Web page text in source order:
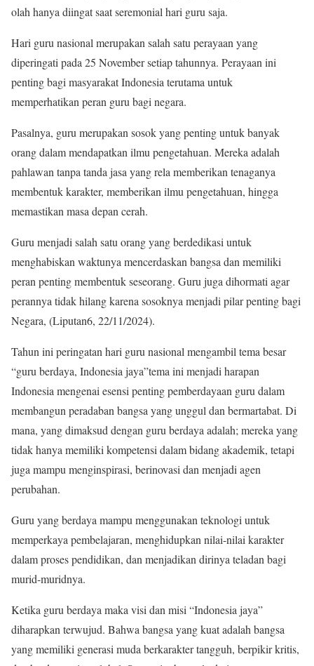
olah hanya diingat saat seremonial hari guru saja.
Hari guru nasional merupakan salah satu perayaan yang
diperingati pada 25 November setiap tahunnya. Perayaan ini
penting bagi masyarakat Indonesia terutama untuk
memperhatikan peran guru bagi negara.
Pasalnya, guru merupakan sosok yang penting untuk banyak
orang dalam mendapatkan ilmu pengetahuan. Mereka adalah
pahlawan tanpa tanda jasa yang rela memberikan tenaganya
membentuk karakter, memberikan ilmu pengetahuan, hingga
memastikan masa depan cerah.
Guru menjadi salah satu orang yang berdedikasi untuk
menghabiskan waktunya mencerdaskan bangsa dan memiliki
peran penting membentuk seseorang. Guru juga dihormati agar
perannya tidak hilang karena sosoknya menjadi pilar penting bagi
Negara, (Liputan6, 22/11/2024).
Tahun ini peringatan hari guru nasional mengambil tema besar
“guru berdaya, Indonesia jaya”tema ini menjadi harapan
Indonesia mengenai esensi penting pemberdayaan guru dalam
membangun peradaban bangsa yang unggul dan bermartabat. Di
mana, yang dimaksud dengan guru berdaya adalah; mereka yang
tidak hanya memiliki kompetensi dalam bidang akademik, tetapi
juga mampu menginspirasi, berinovasi dan menjadi agen
perubahan.
Guru yang berdaya mampu menggunakan teknologi untuk
memperkaya pembelajaran, menghidupkan nilai-nilai karakter
dalam proses pendidikan, dan menjadikan dirinya teladan bagi
murid-muridnya.
Ketika guru berdaya maka visi dan misi “Indonesia jaya”
diharapkan terwujud. Bahwa bangsa yang kuat adalah bangsa
yang memiliki generasi muda berkarakter tangguh, berpikir kritis,